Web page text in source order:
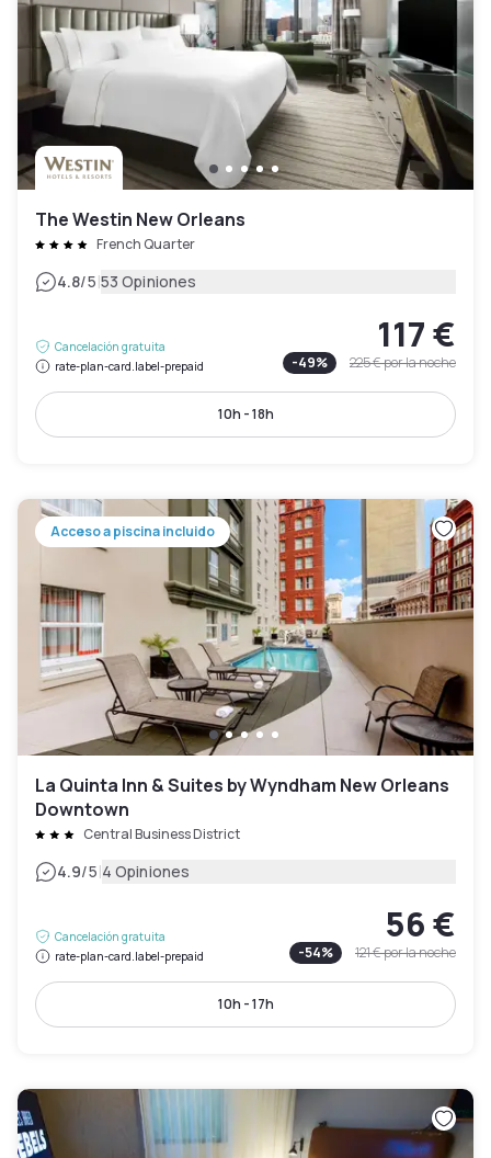
The Westin New Orleans
French Quarter
4.8/5|53 Opiniones
Cancelación gratuita
rate-plan-card.label-prepaid
117 €
-49% 225 €por la noche
10h - 18h
Acceso a piscina incluido
La Quinta Inn & Suites by Wyndham New Orleans
Downtown
Central Business District
4.9/5|4 Opiniones
Cancelación gratuita
rate-plan-card.label-prepaid
56 €
-54% 121 €por la noche
10h - 17h